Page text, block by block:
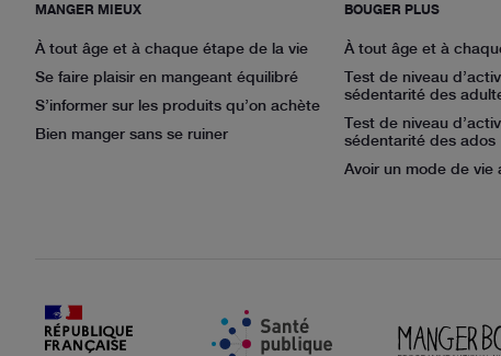
MANGER MIEUX
À tout âge et à chaque étape de la vie
Se faire plaisir en mangeant équilibré
S’informer sur les produits qu’on achète
Bien manger sans se ruiner
BOUGER PLUS
À tout âge et à
Test de niveau
sédentarité des
Test de niveau
sédentarité des ados
Avoir un mode de vie